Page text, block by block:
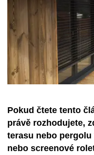
Pokud čtete tento
právě rozhodujete,
terasu nebo
nebo screenové